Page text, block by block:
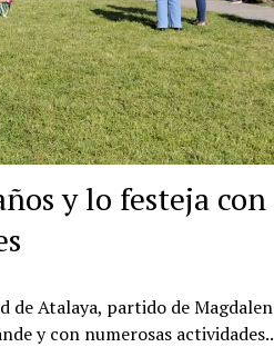
y lo festeja con
de Atalaya, partido de
y con numerosas